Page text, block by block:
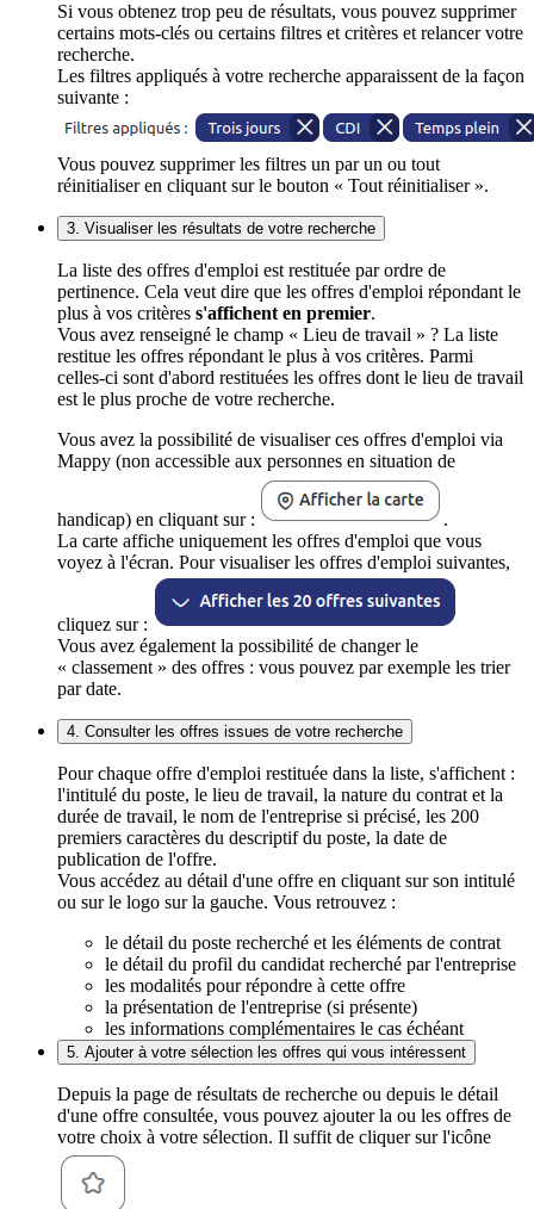
Si vous obtenez trop peu de résultats, vous pouvez supprimer
certains mots-clés ou certains filtres et critères et relancer votre
recherche.
Les filtres appliqués à votre recherche apparaissent de la façon
suivante :
Vous pouvez supprimer les filtres un par un ou tout
réinitialiser en cliquant sur le bouton « Tout réinitialiser ».
3. Visualiser les résultats de votre recherche
La liste des offres d'emploi est restituée par ordre de
pertinence. Cela veut dire que les offres d'emploi répondant le
plus à vos critères s'affichent en premier.
Vous avez renseigné le champ « Lieu de travail » ? La liste
restitue les offres répondant le plus à vos critères. Parmi
celles-ci sont d'abord restituées les offres dont le lieu de travail
est le plus proche de votre recherche.
Vous avez la possibilité de visualiser ces offres d'emploi via
Mappy (non accessible aux personnes en situation de
handicap) en cliquant sur :
.
La carte affiche uniquement les offres d'emploi que vous
voyez à l'écran. Pour visualiser les offres d'emploi suivantes,
cliquez sur :
Vous avez également la possibilité de changer le
« classement » des offres : vous pouvez par exemple les trier
par date.
4. Consulter les offres issues de votre recherche
Pour chaque offre d'emploi restituée dans la liste, s'affichent :
l'intitulé du poste, le lieu de travail, la nature du contrat et la
durée de travail, le nom de l'entreprise si précisé, les 200
premiers caractères du descriptif du poste, la date de
publication de l'offre.
Vous accédez au détail d'une offre en cliquant sur son intitulé
ou sur le logo sur la gauche. Vous retrouvez :
le détail du poste recherché et les éléments de contrat
le détail du profil du candidat recherché par l'entreprise
les modalités pour répondre à cette offre
la présentation de l'entreprise (si présente)
les informations complémentaires le cas échéant
5. Ajouter à votre sélection les offres qui vous intéressent
Depuis la page de résultats de recherche ou depuis le détail
d'une offre consultée, vous pouvez ajouter la ou les offres de
votre choix à votre sélection. Il suffit de cliquer sur l'icône